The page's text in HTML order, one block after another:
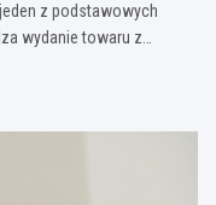
z podstawowych
wydanie towaru z…